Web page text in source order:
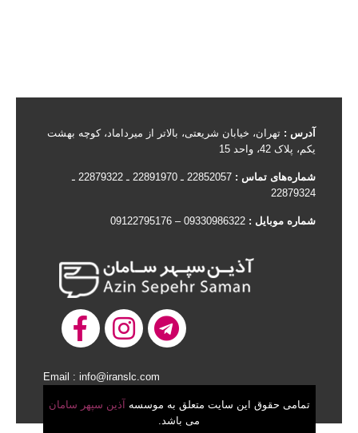
آدرس :تهران، خیابان شریعتی، بالاتر از میرداماد، کوچه بهشت
یکم، پلاک 42، واحد 15
شماره‌های تماس :
22852057 ـ 22891970 ـ 22879322 ـ
22879324
شماره موبایل :09330986322 – 09122795176
Email : info@iranslc.com
تمامی حقوق این سایت متعلق به موسسه آذین سپهر سامان
می باشد.